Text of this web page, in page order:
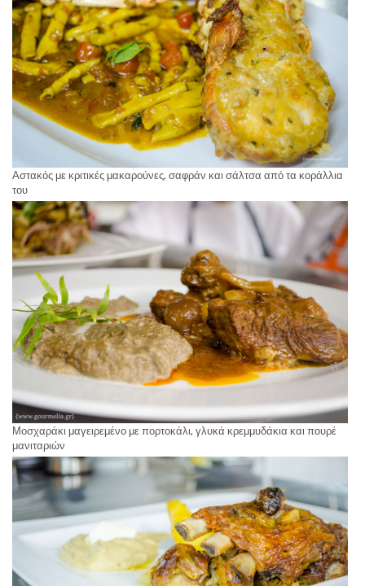
Αστακός με κριτικές μακαρούνες, σαφράν και σάλτσα από τα κοράλλια
του
Μοσχαράκι μαγειρεμένο με πορτοκάλι, γλυκά κρεμμυδάκια και πουρέ
μανιταριών